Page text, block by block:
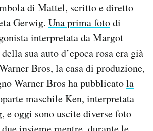
aiuto?
di Mattel, scritto e diretto
Gerwig. Una prima fotodi
interpretata da Margot
sua auto d’epoca rosa era già
Bros, la casa di produzione,
Warner Bros ha pubblicatola
maschile Ken, interpretata
e oggi sono uscite diverse foto